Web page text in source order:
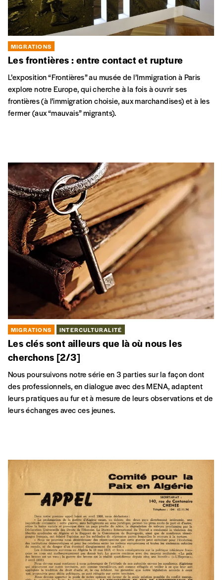
MIGRATIONS
Les frontières : entre contact et rupture
L’exposition “Frontières” au musée de l’Immigration à Paris
explore notre Europe, qui cherche à la fois à ouvrir ses
frontières (à l’immigration choisie, aux marchandises) et à les
fermer (aux “mauvais” migrants).
MIGRATIONS INTERCULTURALITÉ
Les clés sont ailleurs que là où nous les
cherchons [2/3]
Nous poursuivons notre série en 3 parties sur la façon dont
des professionnels, en dialogue avec des MENA, adaptent
leurs pratiques au fur et à mesure de leurs observations et de
leurs échanges avec ces jeunes.